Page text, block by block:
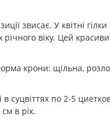
звисає. У квітні
віку. Цей
крони: щільна,
по 2-5
в рік.